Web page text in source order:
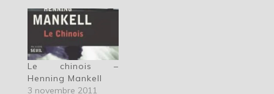
Le chinois –
Henning Mankell
3 novembre 2011